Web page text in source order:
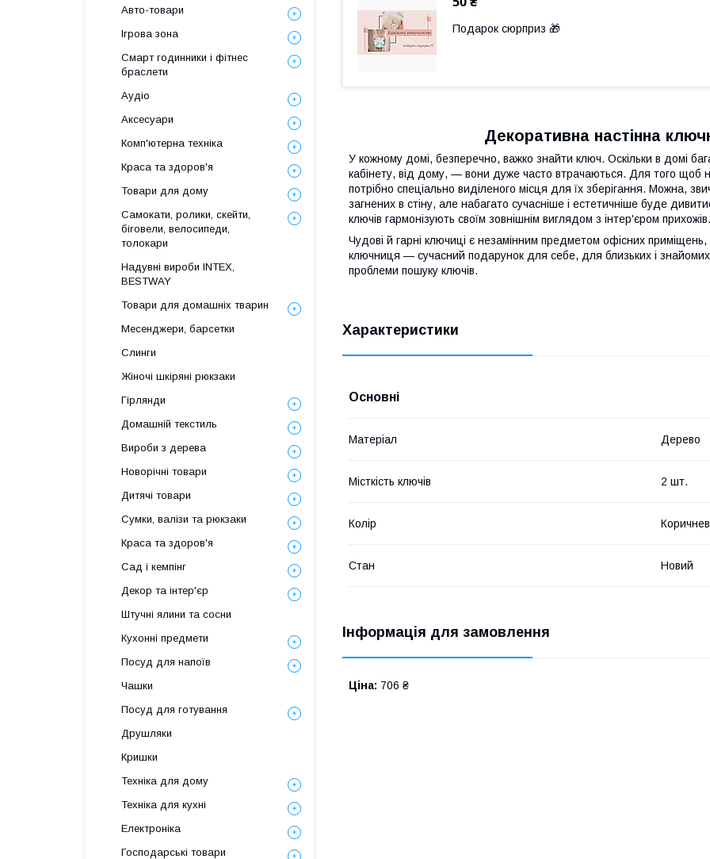
Подарок сюрприз 🎁
Декоративна настінна
У кожному домі, безперечно, важко знайти ключ. Оскільки в домі
кабінету, від дому, — вони дуже часто втрачаються. Для того щоб
потрібно спеціально виділеного місця для їх зберігання. Можна,
загнених в стіну, але набагато сучасніше і естетичніше буде
ключів гармонізують своїм зовнішнім виглядом з інтер'єром прихожів.
Чудові й гарні ключиці є незамінним предметом офісних
ключниця — сучасний подарунок для себе, для близьких і
проблеми пошуку ключів.
Характеристики
Основні
Матеріал Дерево
Місткість ключів 2 шт.
Колір
Стан Новий
Інформація для замовлення
Ціна: 706 ₴
Авто-товари
Ігрова зона
Смарт годинники і фітнес
браслети
Аудіо
Аксесуари
Комп'ютерна техніка
Краса та здоров'я
Товари для дому
Самокати, ролики, скейти,
біговели, велосипеди,
толокари
Надувні вироби INTEX,
BESTWAY
Товари для домашніх тварин
Месенджери, барсетки
Слинги
Жіночі шкіряні рюкзаки
Гірлянди
Домашній текстиль
Вироби з дерева
Новорічні товари
Дитячі товари
Сумки, валізи та рюкзаки
Краса та здоров'я
Сад і кемпінг
Декор та інтер'єр
Штучні ялини та сосни
Кухонні предмети
Посуд для напоїв
Чашки
Посуд для готування
Друшляки
Кришки
Техніка для дому
Техніка для кухні
Електроніка
Господарські товари